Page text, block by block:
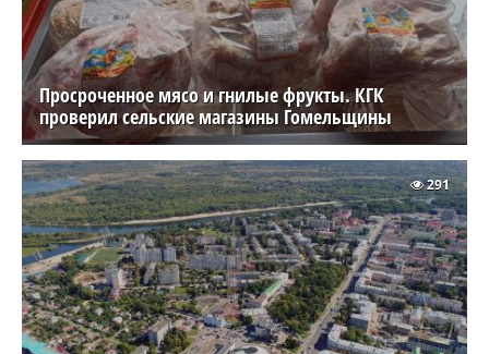
Просроченное мясо и гнилые фрукты. КГК
проверил сельские магазины Гомельщины
291